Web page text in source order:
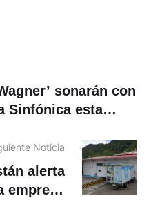
sonarán con
Sinfónica esta
Noticia
alerta
empresa